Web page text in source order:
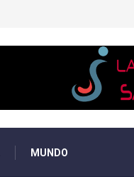
MUNDO